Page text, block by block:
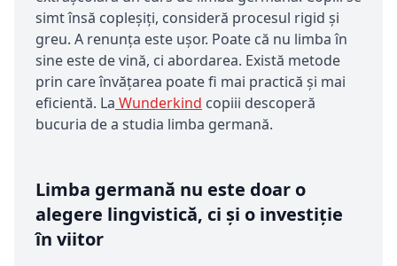
simt însă copleșiți, consideră procesul rigid și
greu. A renunța este ușor. Poate că nu limba în
sine este de vină, ci abordarea. Există metode
prin care învățarea poate fi mai practică și mai
eficientă. La Wunderkind copiii descoperă
bucuria de a studia limba germană.
Limba germană nu este doar o
alegere lingvistică, ci și o investiție
în viitor